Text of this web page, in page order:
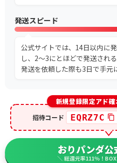
発送スピード
公式サイトでは、14日以内に
し、2～3にとほどで発送され
発送を依頼した際も3日で手元
新規登録限定アド確
招待コード
EQRZ7C
おりパンダ
＼ 総還元率111％！